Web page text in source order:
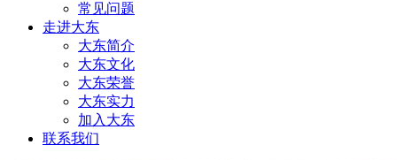
常见问题
走进大东
大东简介
大东文化
大东荣誉
大东实力
加入大东
联系我们